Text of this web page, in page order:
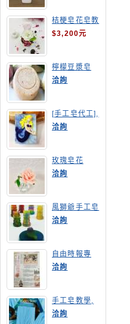
桔梗皂花皂教
學
$3,200元
檸檬豆漿皂
(溫潤手感皂)
洽詢
[手工皂代工],
美人魚手工皂
洽詢
玫瑰皂花
洽詢
風獅爺手工皂
洽詢
自由時報專
訪,手工皂達
人陳德昇老師
洽詢
手工皂教學,
手工皂當月課
程,渲染皂
洽詢